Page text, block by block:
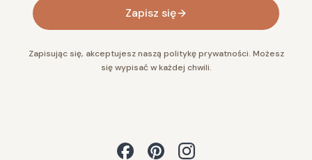
Zapisz się
Zapisując się, akceptujesz naszą politykę prywatności. Możesz
się wypisać w każdej chwili.